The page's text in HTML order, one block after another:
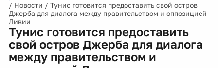
/ Новости / Тунис готовится предоставить свой остров
Джерба для диалога между правительством и оппозицией
Ливии
Тунис готовится предоставить
свой остров Джерба для диалога
между правительством и